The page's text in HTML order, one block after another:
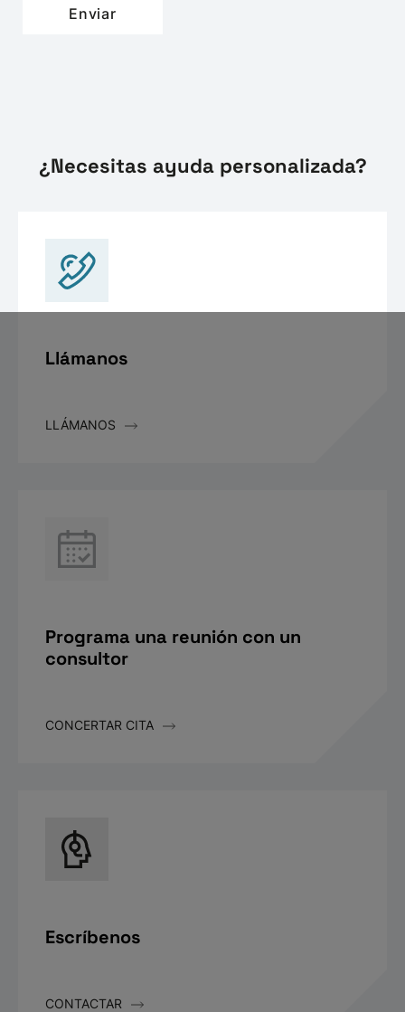
¿Necesitas ayuda personalizada?
Llámanos
LLÁMANOS
Programa una reunión con un
consultor
CONCERTAR CITA
Escríbenos
CONTACTAR